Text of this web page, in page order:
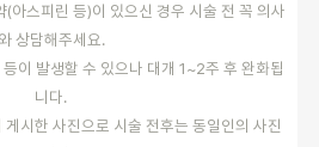
아스피린 등)이 있으신 경우 시술 전 꼭 의사
상담해주세요.
이 발생할 수 있으나 대개 1~2주 후 완화됩
니다.
시한 사진으로 시술 전후는 동일인의 사진